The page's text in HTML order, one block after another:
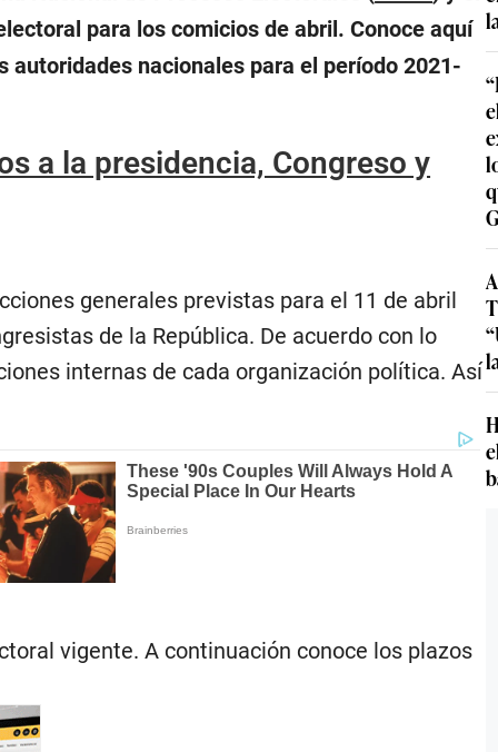
para los comicios de abril. Conoce aquí
nacionales para el período 2021-
a la presidencia, Congreso y
generales previstas para el 11 de abril
de la República. De acuerdo con lo
internas de cada organización política. Así
vigente. A continuación conoce los plazos